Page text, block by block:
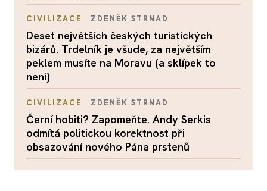
CIVILIZACE ZDENĚK STRNAD
Deset největších českých turistických
bizárů. Trdelník je všude, za největším
peklem musíte na Moravu (a sklípek to
není)
CIVILIZACE ZDENĚK STRNAD
Černí hobiti? Zapomeňte. Andy Serkis
odmítá politickou korektnost při
obsazování nového Pána prstenů